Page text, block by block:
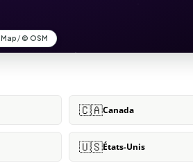
🇨🇦Canada
🇺🇸États-Unis